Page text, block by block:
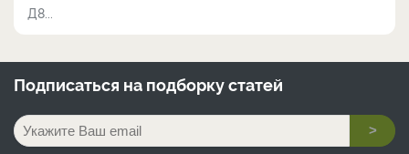
Д8...
Подписаться на подборку статей
>